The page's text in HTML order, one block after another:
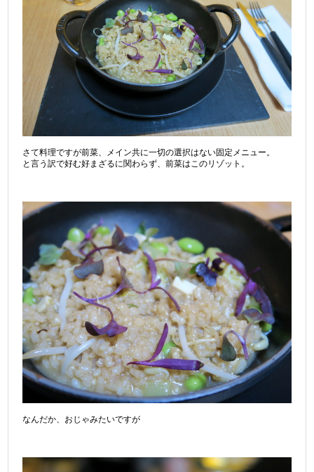
さて料理ですが前菜、メイン共に一切の選択はない固定メニュー。
と言う訳で好む好まざるに関わらず、前菜はこのリゾット。
なんだか、おじゃみたいですが